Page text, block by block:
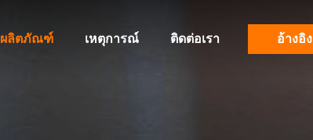
ผลิตภัณฑ์ เหตุการณ์ ติดต่อเรา อ้างอิง